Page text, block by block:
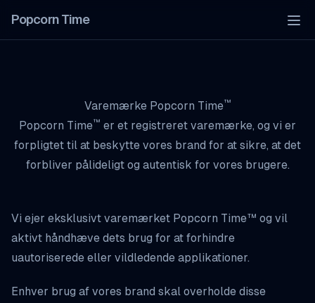
Popcorn Time
Varemærke Popcorn Time™
Popcorn Time™ er et registreret varemærke, og vi er
forpligtet til at beskytte vores brand for at sikre, at det
forbliver pålideligt og autentisk for vores brugere.
Vi ejer eksklusivt varemærket Popcorn Time™ og vil
aktivt håndhæve dets brug for at forhindre
uautoriserede eller vildledende applikationer.
Enhver brug af vores brand skal overholde disse